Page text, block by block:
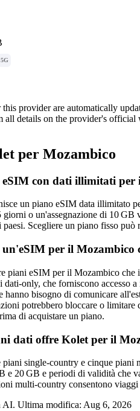
5G
provider are automatically
all details on the provider's official
per Mozambico
con dati illimitati per
un piano eSIM data illimitato
giorni o un'assegnazione di 10
paesi. Scegliere un piano fisso
per il Mozambico
piani eSIM per il Mozambico che
dati‑only, che forniscono accesso
hanno bisogno di comunicare
potrebbero bloccare o
di acquistare un piano.
dati offre Kolet per il
single‑country e cinque
e 20 GB e periodi di validità che
multi‑country consentono
AI. Ultima modifica: Aug 6, 2026